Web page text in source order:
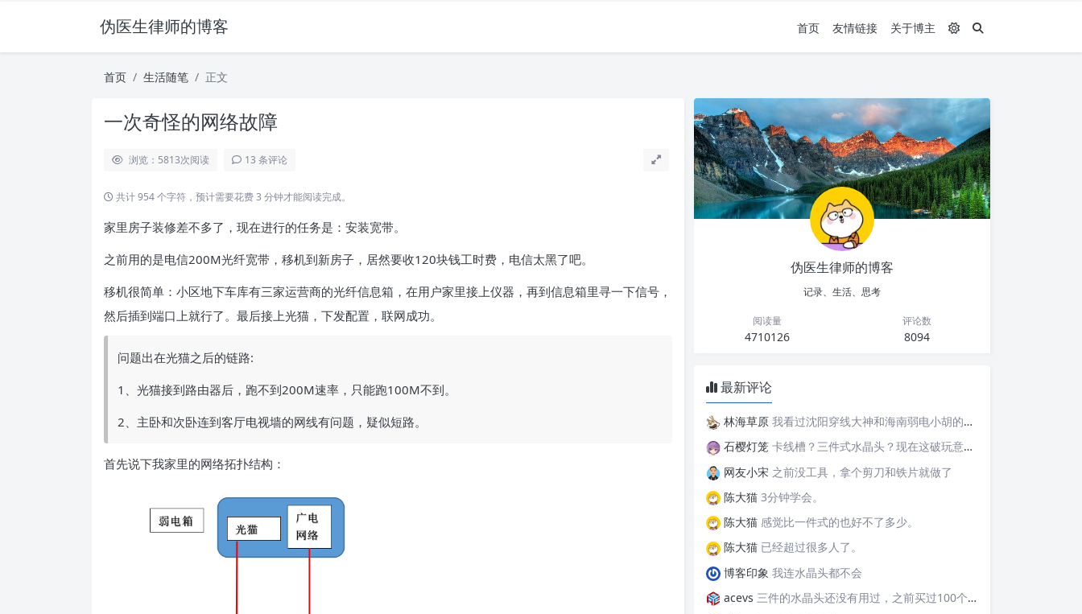
伪医生律师的博客 首页 友情链接 关于博主
首页 生活随笔 正文
一次奇怪的网络故障
浏览：5813次阅读 13 条评论
共计 954 个字符，预计需要花费 3 分钟才能阅读完成。
家里房子装修差不多了，现在进行的任务是：安装宽带。
之前用的是电信200M光纤宽带，移机到新房子，居然要收120块钱工时费，电信太黑了吧。
移机很简单：小区地下车库有三家运营商的光纤信息箱，在用户家里接上仪器，再到信息箱里寻一下信号，
然后插到端口上就行了。最后接上光猫，下发配置，联网成功。
问题出在光猫之后的链路:
1、光猫接到路由器后，跑不到200M速率，只能跑100M不到。
2、主卧和次卧连到客厅电视墙的网线有问题，疑似短路。
首先说下我家里的网络拓扑结构：
伪医生律师的博客
记录、生活、思考
阅读量
4710126
评论数
8094
最新评论
林海草原 我看过沈阳穿线大神和海南弱电小胡的视频，他们做这些的熟练程度，是不是也是建立在这些翻车之上的....
石樱灯笼 卡线槽？三件式水晶头？现在这破玩意变得这么复杂了？
网友小宋 之前没工具，拿个剪刀和铁片就做了
陈大猫 3分钟学会。
陈大猫 感觉比一件式的也好不了多少。
陈大猫 已经超过很多人了。
博客印象 我连水晶头都不会
acevs 三件的水晶头还没有用过，之前买过100个水晶头还没有 用完。